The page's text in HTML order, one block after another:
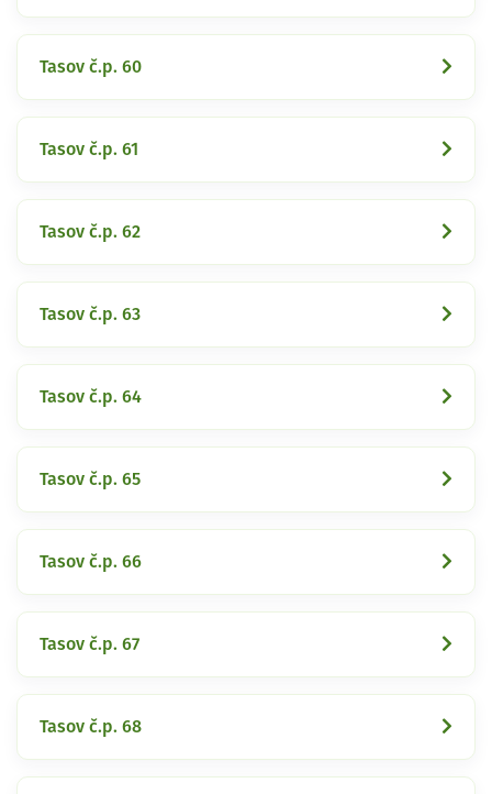
Tasov č.p. 60
Tasov č.p. 61
Tasov č.p. 62
Tasov č.p. 63
Tasov č.p. 64
Tasov č.p. 65
Tasov č.p. 66
Tasov č.p. 67
Tasov č.p. 68